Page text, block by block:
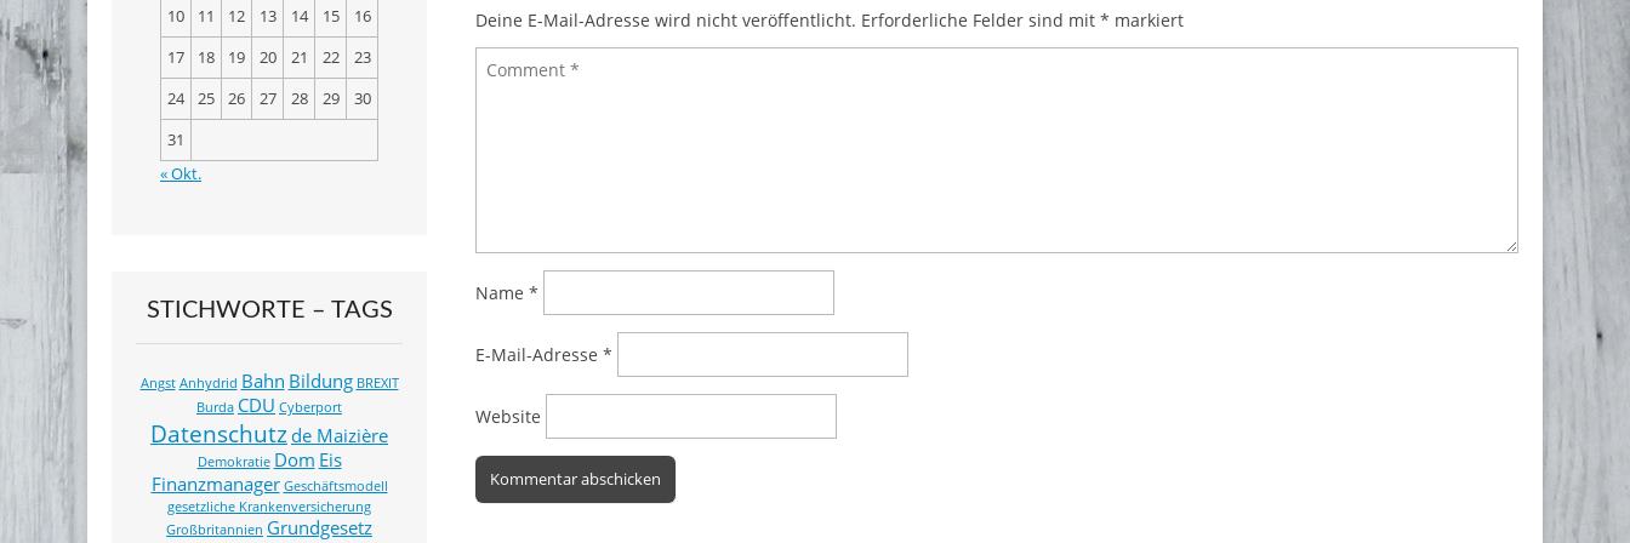
k
Deine E-Mail-Adresse wird nicht veröffentlicht. Erforderliche Felder sind mit * markiert
Name *
E-Mail-Adresse *
Website
10
11 12 13 14 15
16
17
18 19 20 21 22
23
24
25 26 27 28 29
30
31
« Okt.
STICHWORTE – TAGS
Angst Anhydrid Bahn Bildung BREXIT
Burda CDU Cyberport
Datenschutzde Maizière
Demokratie Dom Eis
Finanzmanager Geschäftsmodell
gesetzliche Krankenversicherung
Großbritannien Grundgesetz